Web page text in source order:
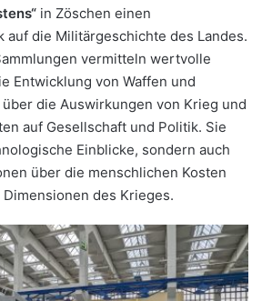
in Zöschen einen
auf die Militärgeschichte des Landes.
vermitteln wertvolle
Entwicklung von Waffen und
die Auswirkungen von Krieg und
auf Gesellschaft und Politik. Sie
Einblicke, sondern auch
über die menschlichen Kosten
des Krieges.